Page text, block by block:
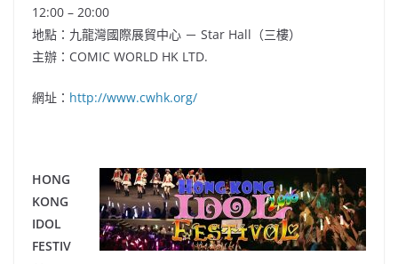
12:00 – 20:00
地點： 九龍灣國際展貿中心 － Star Hall（三樓）
主辦：COMIC WORLD HK LTD.
網址： http://www.cwhk.org/
HONG
KONG
IDOL
FESTIV